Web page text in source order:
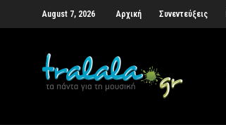
August 7, 2026 Αρχική Συνεντεύξεις